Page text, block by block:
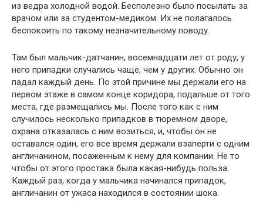
из ведра холодной водой. Бесполезно было посылать за
врачом или за студентом-медиком. Их не полагалось
беспокоить по такому незначительному поводу.
Там был мальчик-датчанин, восемнадцати лет от роду, у
него припадки случались чаще, чем у других. Обычно он
падал каждый день. По этой причине мы держали его на
первом этаже в самом конце коридора, подальше от того
места, где размещались мы. После того как с ним
случилось несколько припадков в тюремном дворе,
охрана отказалась с ним возиться, и, чтобы он не
оставался один, его все время держали взаперти с одним
англичанином, посаженным к нему для компании. Не то
чтобы от этого простака была какая-нибудь польза.
Каждый раз, когда у мальчика начинался припадок,
англичанин от ужаса находился в состоянии шока.